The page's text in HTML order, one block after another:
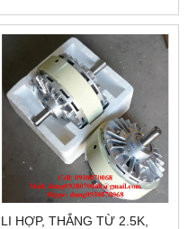
LI HỢP, THẮNG TỪ 2.5K,